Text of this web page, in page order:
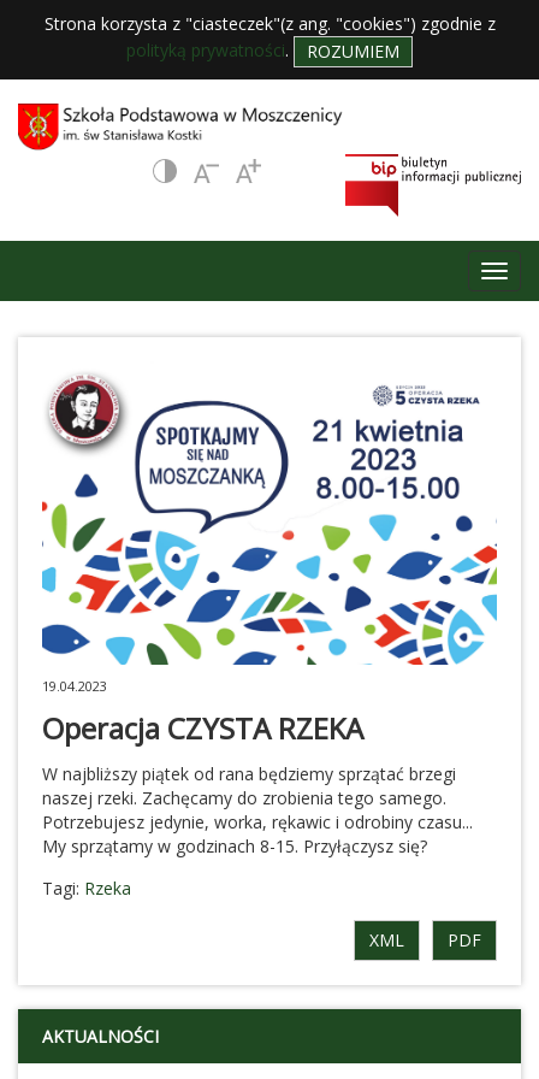
Strona korzysta z "ciasteczek"(z ang. "cookies") zgodnie z
polityką prywatności. ROZUMIEM
19.04.2023
Operacja CZYSTA RZEKA
W najbliższy piątek od rana będziemy sprzątać brzegi
naszej rzeki. Zachęcamy do zrobienia tego samego.
Potrzebujesz jedynie, worka, rękawic i odrobiny czasu...
My sprzątamy w godzinach 8-15. Przyłączysz się?
Tagi: Rzeka
PDF
XML
AKTUALNOŚCI